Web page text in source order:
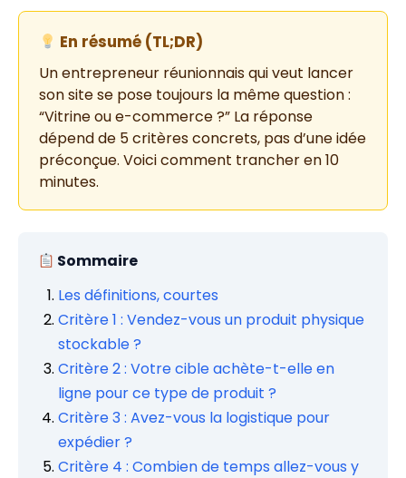
En résumé (TL;DR)
Un entrepreneur réunionnais qui veut lancer
son site se pose toujours la même question :
“Vitrine ou e-commerce ?” La réponse
dépend de 5 critères concrets, pas d’une idée
préconçue. Voici comment trancher en 10
minutes.
Sommaire
Les définitions, courtes
Critère 1 : Vendez-vous un produit physique
stockable ?
Critère 2 : Votre cible achète-t-elle en
ligne pour ce type de produit ?
Critère 3 : Avez-vous la logistique pour
expédier ?
Critère 4 : Combien de temps allez-vous y